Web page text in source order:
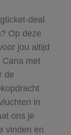
deal
Op deze
jou altijd
Cana met
de
in
ons je
vinden en